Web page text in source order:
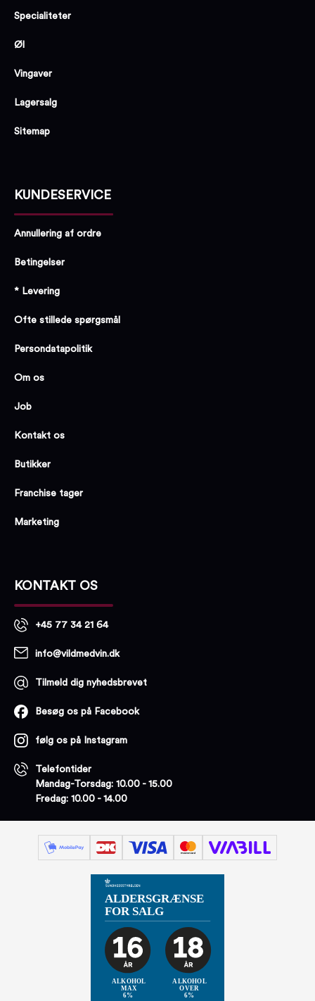
Specialiteter
Øl
Vingaver
Lagersalg
Sitemap
KUNDESERVICE
Annullering af ordre
Betingelser
* Levering
Ofte stillede spørgsmål
Persondatapolitik
Om os
Job
Kontakt os
Butikker
Franchise tager
Marketing
KONTAKT OS
+45 77 34 21 64
info@vildmedvin.dk
Tilmeld dig nyhedsbrevet
Besøg os på Facebook
følg os på Instagram
Telefontider
Mandag-Torsdag: 10.00 - 15.00
Fredag: 10.00 - 14.00